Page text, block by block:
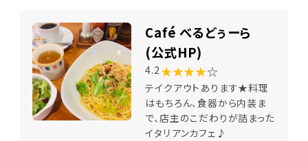
Café べるどぅーら
(公式HP)
4.2 ★★★★☆
テイクアウトあります★料理
はもちろん、食器から内装ま
で、店主のこだわりが詰まった
イタリアンカフェ♪